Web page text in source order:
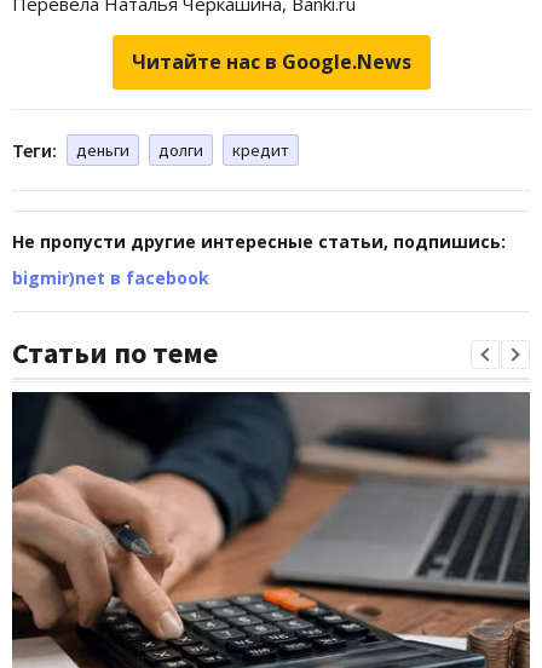
Читайте нас в Google.News
Теги: деньги долги кредит
Не пропусти другие интересные статьи, подпишись:
bigmir)net в facebook
Статьи по теме